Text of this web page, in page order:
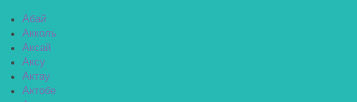
Абай
Акколь
Аксай
Аксу
Актау
Актобе